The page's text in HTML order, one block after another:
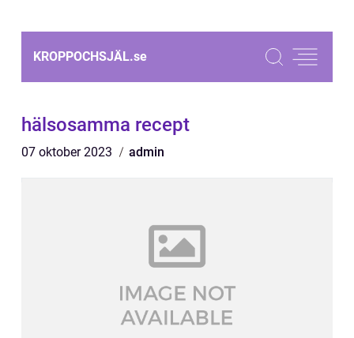
KROPPOCHSJÄL.se
hälsosamma recept
07 oktober 2023 admin